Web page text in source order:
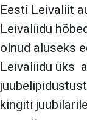
Eesti Leivaliit
Leivaliidu
olnud aluseks
Leivaliidu üks
kingiti